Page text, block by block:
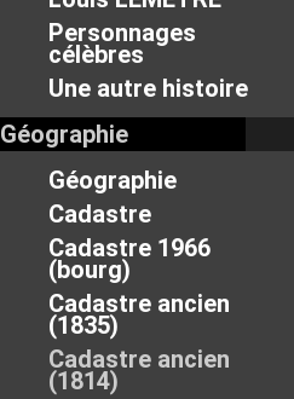
Personnages
célèbres
Une autre histoire
Géographie
Géographie
Cadastre
Cadastre 1966
(bourg)
Cadastre ancien
(1835)
Cadastre ancien
(1814)